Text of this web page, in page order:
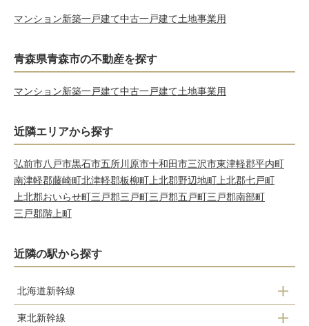
マンション新築一戸建て中古一戸建て土地事業用
青森県青森市の不動産を探す
マンション新築一戸建て中古一戸建て土地事業用
近隣エリアから探す
弘前市八戸市黒石市五所川原市十和田市三沢市東津軽郡平内町
南津軽郡藤崎町北津軽郡板柳町上北郡野辺地町上北郡七戸町
上北郡おいらせ町三戸郡三戸町三戸郡五戸町三戸郡南部町
三戸郡階上町
近隣の駅から探す
北海道新幹線
新青森駅
東北新幹線